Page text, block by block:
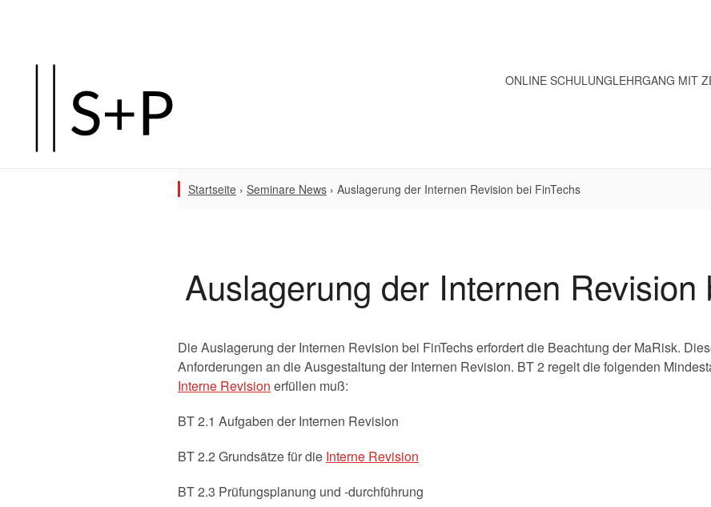
ONLINE SCHULUNGLEHRGANG MIT
Startseite › Seminare News › Auslagerung der Internen Revision bei FinTechs
Auslagerung der Internen Revision
Die Auslagerung der Internen Revision bei FinTechs erfordert die Beachtung der MaRisk.
Anforderungen an die Ausgestaltung der Internen Revision. BT 2 regelt die folgenden
Interne Revision erfüllen muß:
BT 2.1 Aufgaben der Internen Revision
BT 2.2 Grundsätze für die Interne Revision
BT 2.3 Prüfungsplanung und -durchführung